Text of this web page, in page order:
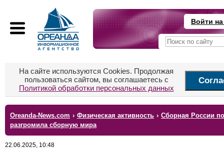
Войти
На сайте используются Cookies. Продолжая
пользоваться сайтом, вы соглашаетесь с
Политикой обработки персональных данных
Oreanda-News.com › Физическая активность › Сборная России
разгромила сборную мира
22.06.2025, 10:48